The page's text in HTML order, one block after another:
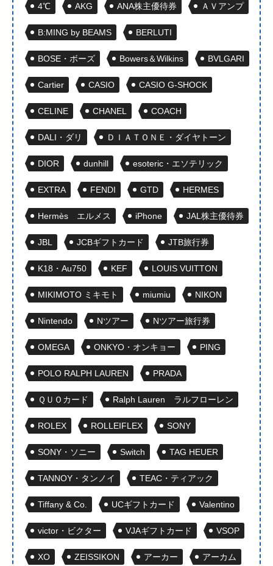
4℃ AKG ANA株主優待券 ＡＶアンプ
B:MING by BEAMS BERLUTI
BOSE・ボーズ Bowers＆Wilkins BVLGARI
Cartier CASIO CASIO G-SHOCK
CELINE CHANEL COACH
DALI・ダリ ＤＩＡＴＯＮＥ・ダイヤトーン
DIOR dunhill esoteric・エソテリック
EXTRA FENDI GTD HERMES
Hermès エルメス iPhone JAL株主優待券
JBL JCBギフトカード JTB旅行券
K18・Au750 KEF LOUIS VUITTON
MIKIMOTO ミキモト miumiu NIKON
Nintendo Nツアー Nツアー旅行券
OMEGA ONKYO・オンキョー PING
POLO RALPH LAUREN PRADA
ＱＵＯカード Ralph Lauren ラルフローレン
ROLEX ROLLEIFLEX SONY
SONY・ソニー Switch TAG HEUER
TANNOY・タンノイ TEAC・ティアック
Tiffany & Co. UCギフトカード Valentino
victor・ビクター VJAギフトカード VSOP
XO ZEISSIKON アーカー アーカム